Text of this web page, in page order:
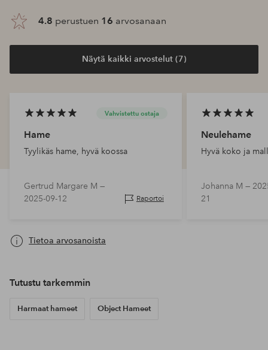
4.8 perustuen 16 arvosanaan
Näytä kaikki arvostelut (7)
Vahvistettu ostaja
Hame
Tyylikäs hame, hyvä koossa
Gertrud Margare M —
2025-09-12
Raportoi
Neulehame
Hyvä koko ja
Johanna M —
21
Tietoa arvosanoista
Tutustu tarkemmin
Harmaat hameet Object Hameet